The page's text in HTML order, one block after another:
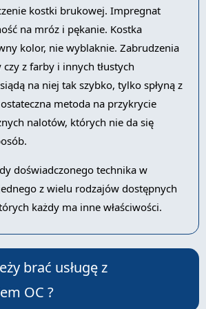
kostki brukowej. Impregnat
na mróz i pękanie. Kostka
kolor, nie wyblaknie. Zabrudzenia
z farby i innych tłustych
na niej tak szybko, tylko spłyną z
metoda na przykrycie
nalotów, których nie da się
doświadczonego technika w
z wielu rodzajów dostępnych
każdy ma inne właściwości.
brać usługę z
OC ?